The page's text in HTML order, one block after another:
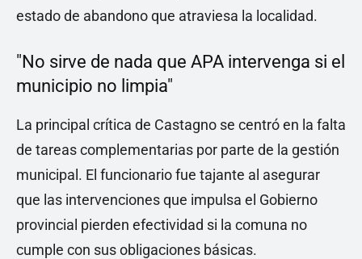
estado de abandono que atraviesa la localidad.
"No sirve de nada que APA intervenga si el
municipio no limpia"
La principal crítica de Castagno se centró en la falta
de tareas complementarias por parte de la gestión
municipal. El funcionario fue tajante al asegurar
que las intervenciones que impulsa el Gobierno
provincial pierden efectividad si la comuna no
cumple con sus obligaciones básicas.